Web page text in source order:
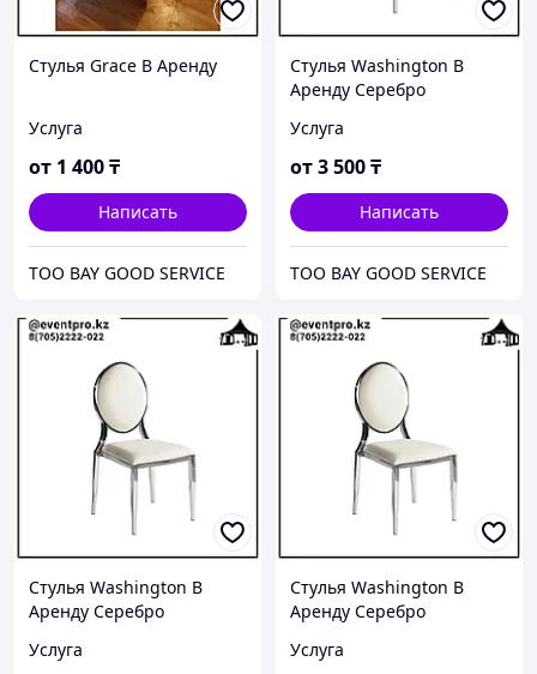
Стулья Grace В Аренду
Услуга
от 1 400₸
Написать
ТОО BAY GOOD SERVICE
Стулья Washington В
Аренду Серебро
Услуга
от3 500₸
Написать
ТОО BAY GOOD SERVICE
Стулья Washington В
Аренду Серебро
Услуга
Стулья Washington В
Аренду Серебро
Услуга